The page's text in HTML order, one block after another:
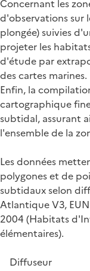
Concernant les
d'observations sur
plongée) suivies
projeter les
d'étude par
des cartes marines.
Enfin, la
cartographique
subtidal, assurant
l'ensemble de la
Les données
polygones et de
subtidaux selon
Atlantique V3,
2004 (Habitats
élémentaires).
Diffuseur